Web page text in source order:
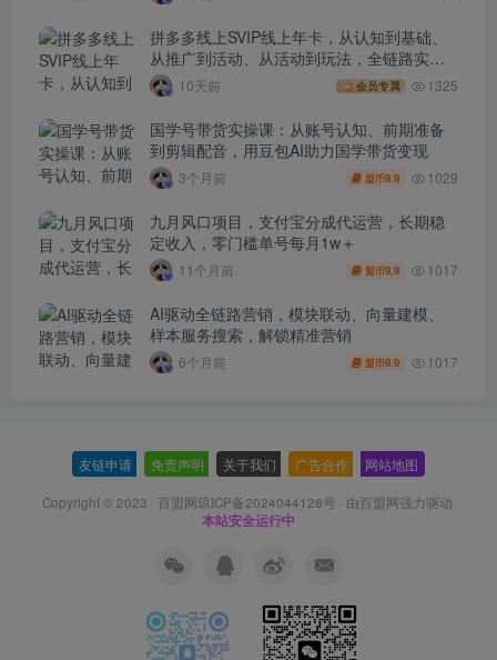
拼多多线上SVIP线上年卡，从认知到基础、
从推广到活动、从活动到玩法，全链路实战
(260730)
10天前 会员专属 1325
国学号带货实操课：从账号认知、前期准备
到剪辑配音，用豆包AI助力国学带货变现
3个月前 盟币9.9 1029
九月风口项目，支付宝分成代运营，长期稳
定收入，零门槛单号每月1w＋
11个月前 盟币9.9 1017
AI驱动全链路营销，模块联动、向量建模、
样本服务搜索，解锁精准营销
6个月前 盟币9.9 1017
友链申请 免责声明 关于我们 广告合作 网站地图
Copyright © 2023 · 百盟网琼ICP备2024044128号 · 由百盟网强力驱动.
本站安全运行中